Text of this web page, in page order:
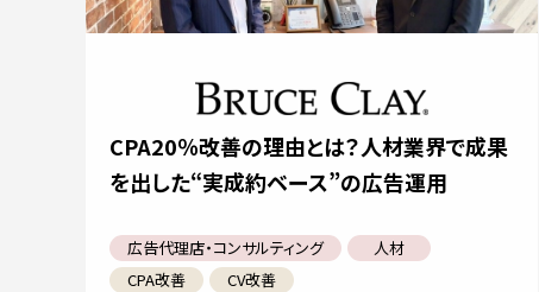
CPA20％改善の理由とは？人材業界で成果
を出した“実成約ベース”の広告運用
広告代理店・コンサルティング
人材
CPA改善
CV改善